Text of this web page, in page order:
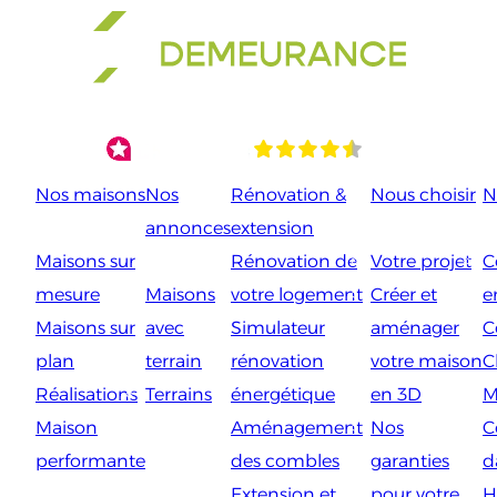
Nos maisons
Maisons sur
mesure
Maisons sur
plan
Réalisations
Maison
performante
Nos
annonces
Maisons
avec
terrain
Terrains
Rénovation &
extension
Rénovation de
votre logement
Simulateur
rénovation
énergétique
Aménagement
des combles
Nous choisir
Votre projet
Créer et
aménager
votre maison
en 3D
Nos
garanties